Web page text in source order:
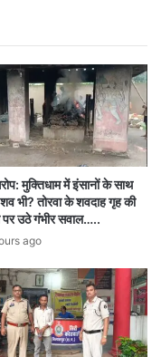
ईंधन
न पड़े, इसके लिए
सूची जारी की है।
बचेली में ग्रेस फ्यूल
और बैलाडीला
में नायक
पेट्रोल पंप,
में मोडियम
पर ईंधन उपलब्ध
मुक्तिधाम में इंसानों के साथ
भी? तोरवा के शवदाह गृह की
पर उठे गंभीर सवाल…..
ago